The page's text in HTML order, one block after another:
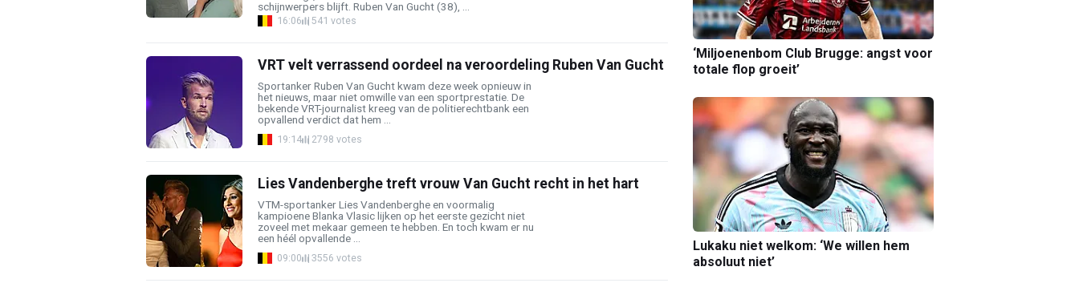
schijnwerpers blijft. Ruben Van Gucht (38), ...
16:06 541 votes
VRT velt verrassend oordeel na veroordeling Ruben Van Gucht
Sportanker Ruben Van Gucht kwam deze week opnieuw in
het nieuws, maar niet omwille van een sportprestatie. De
bekende VRT-journalist kreeg van de politierechtbank een
opvallend verdict dat hem ...
19:14 2798 votes
Lies Vandenberghe treft vrouw Van Gucht recht in het hart
VTM-sportanker Lies Vandenberghe en voormalig
kampioene Blanka Vlasic lijken op het eerste gezicht niet
zoveel met mekaar gemeen te hebben. En toch kwam er nu
een héél opvallende ...
09:00 3556 votes
‘Miljoenenbom Club Brugge: angst voor
totale flop groeit’
Lukaku niet welkom: ‘We willen hem
absoluut niet’